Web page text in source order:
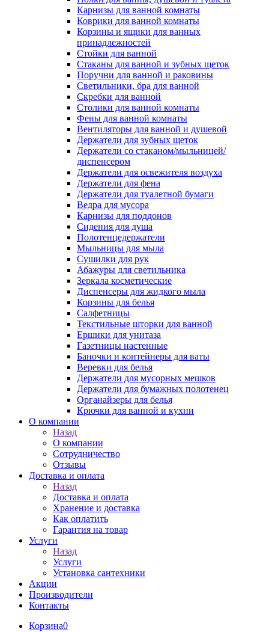
Карнизы для ванной комнаты
Коврики для ванной комнаты
Корзины и ящики для ванных
принадлежностей
Стойки для ванной
Стаканы для ванной и зубных щеток
Поручни для ванной и раковины
Светильники, бра для ванной
Скребки для ванной
Столики для ванной комнаты
Фены для ванной комнаты
Вентиляторы для ванной и душевой
Держатели для зубных щеток
Держатели со стаканом/мыльницей/
диспенсером
Держатели для освежителя воздуха
Держатели для фена
Держатели для туалетной бумаги
Ведра для мусора
Карнизы для поддонов
Сидения для душа
Полотенцедержатели
Мыльницы для мыла
Сушилки для рук
Абажуры для светильника
Зеркала косметические
Диспенсеры для жидкого мыла
Корзины для белья
Салфетницы
Текстильные шторки для ванной
Ершики для унитаза
Газетницы настенные
Баночки и контейнеры для ваты
Веревки для белья
Держатели для мусорных мешков
Держатели для бумажных полотенец
Органайзеры для белья
Крючки для ванной и кухни
О компании
Назад
О компании
Сотрудничество
Отзывы
Доставка и оплата
Назад
Доставка и оплата
Хранение и доставка
Как оплатить
Гарантия на товар
Услуги
Назад
Услуги
Установка сантехники
Акции
Производители
Контакты
Корзина0